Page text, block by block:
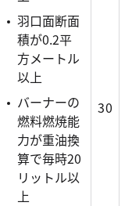
羽口面断面
積が0.2平
方メートル
以上
バーナーの
燃料燃焼能
力が重油換
算で毎時20
リットル以
上
30